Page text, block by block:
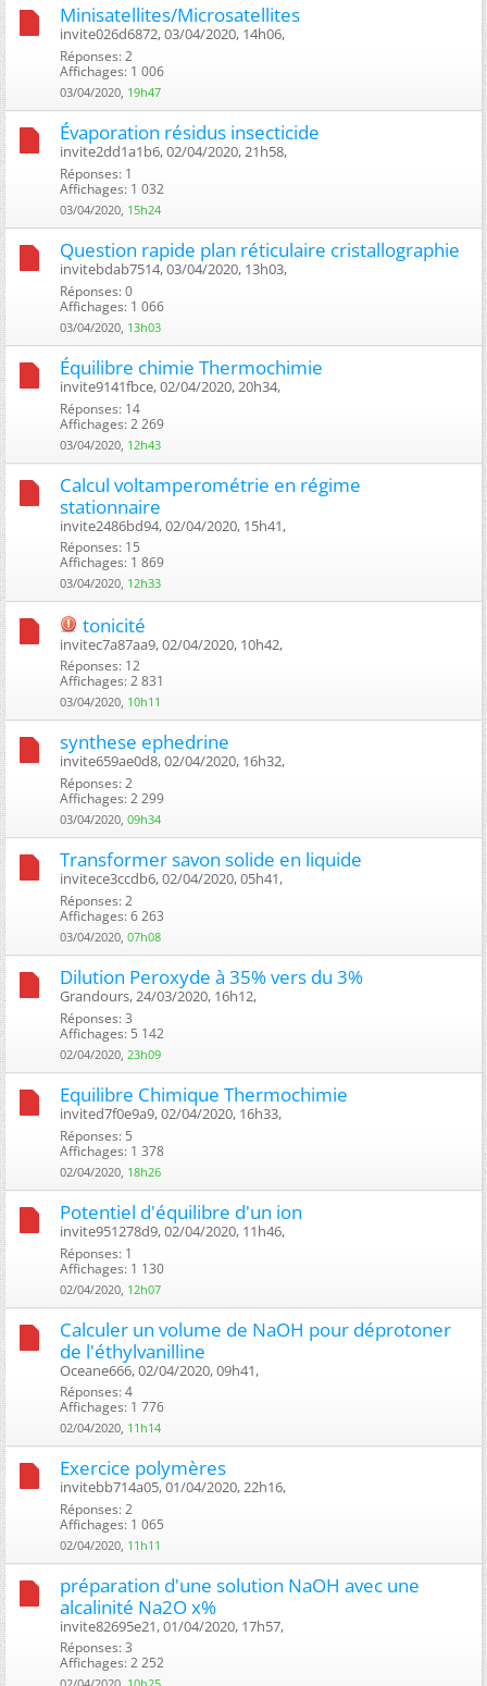
Minisatellites/Microsatellites
invite026d6872, 03/04/2020, 14h06, ‎
Réponses: 2
Affichages: 1 006
03/04/2020, 19h47
Évaporation résidus insecticide
invite2dd1a1b6, 02/04/2020, 21h58, ‎
Réponses: 1
Affichages: 1 032
03/04/2020, 15h24
Question rapide plan réticulaire cristallographie
invitebdab7514, 03/04/2020, 13h03, ‎
Réponses: 0
Affichages: 1 066
03/04/2020, 13h03
Équilibre chimie Thermochimie
invite9141fbce, 02/04/2020, 20h34, ‎
Réponses: 14
Affichages: 2 269
03/04/2020, 12h43
Calcul voltamperométrie en régime
stationnaire
invite2486bd94, 02/04/2020, 15h41, ‎
Réponses: 15
Affichages: 1 869
03/04/2020, 12h33
tonicité
invitec7a87aa9, 02/04/2020, 10h42, ‎
Réponses: 12
Affichages: 2 831
03/04/2020, 10h11
synthese ephedrine
invite659ae0d8, 02/04/2020, 16h32, ‎
Réponses: 2
Affichages: 2 299
03/04/2020, 09h34
Transformer savon solide en liquide
invitece3ccdb6, 02/04/2020, 05h41, ‎
Réponses: 2
Affichages: 6 263
03/04/2020, 07h08
Dilution Peroxyde à 35% vers du 3%
Grandours, 24/03/2020, 16h12, ‎
Réponses: 3
Affichages: 5 142
02/04/2020, 23h09
Equilibre Chimique Thermochimie
invited7f0e9a9, 02/04/2020, 16h33, ‎
Réponses: 5
Affichages: 1 378
02/04/2020, 18h26
Potentiel d'équilibre d'un ion
invite951278d9, 02/04/2020, 11h46, ‎
Réponses: 1
Affichages: 1 130
02/04/2020, 12h07
Calculer un volume de NaOH pour déprotoner
de l'éthylvanilline
Oceane666, 02/04/2020, 09h41, ‎
Réponses: 4
Affichages: 1 776
02/04/2020, 11h14
Exercice polymères
invitebb714a05, 01/04/2020, 22h16, ‎
Réponses: 2
Affichages: 1 065
02/04/2020, 11h11
préparation d'une solution NaOH avec une
alcalinité Na2O x%
invite82695e21, 01/04/2020, 17h57, ‎
Réponses: 3
Affichages: 2 252